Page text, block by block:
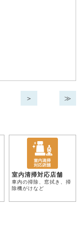
＞ ≫
室内清掃対応店舗
車内の掃除、窓拭き、掃
除機がけなど